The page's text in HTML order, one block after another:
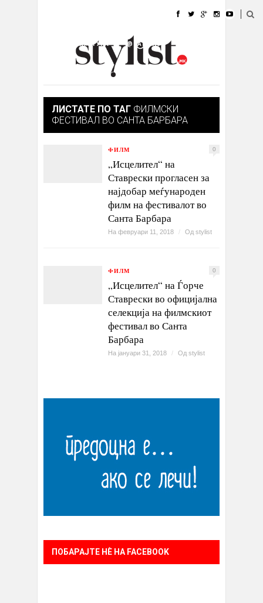
УБАВИНА
КУЛТУРА @РАБОТА
ИЗЛОГ
ЛИСТАТЕ ПО ТАГ ФИЛМСКИ
ФЕСТИВАЛ ВО САНТА БАРБАРА
ФИЛМ 0
„Исцелител“ на
Ставрески прогласен за
најдобар меѓународен
филм на фестивалот во
Санта Барбара
На февруари 11, 2018 / Од stylist
ФИЛМ 0
„Исцелител“ на Ѓорче
Ставрески во официјална
селекција на филмскиот
фестивал во Санта
Барбара
На јануари 31, 2018 / Од stylist
ПОБАРАЈТЕ НÈ НА FACEBOOK